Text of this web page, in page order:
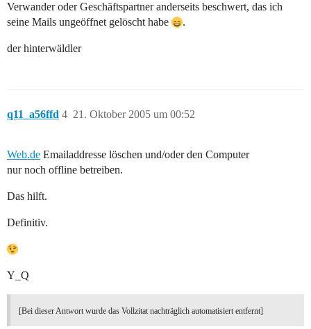
Verwander oder Geschäftspartner anderseits beschwert, das ich
seine Mails ungeöffnet gelöscht habe
.
der hinterwäldler
q11_a56ffd 21. Oktober 2005 um 00:52
4
Web.de Emailaddresse löschen und/oder den Computer
nur noch offline betreiben.
Das hilft.
Definitiv.
Y_Q
[Bei dieser Antwort wurde das Vollzitat nachträglich automatisiert entfernt]